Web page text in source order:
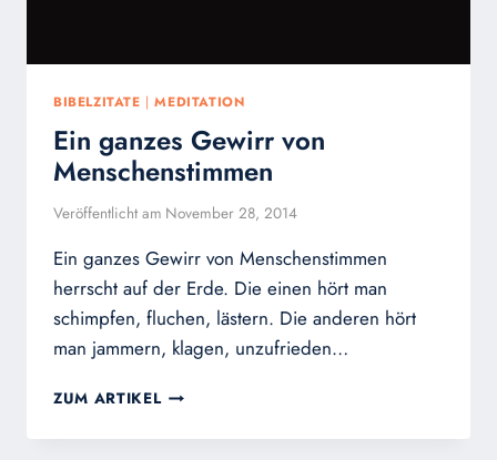
BIBELZITATE |MEDITATION
Ein ganzes Gewirr von
Menschenstimmen
Veröffentlicht am November 28, 2014
Ein ganzes Gewirr von Menschenstimmen
herrscht auf der Erde. Die einen hört man
schimpfen, fluchen, lästern. Die anderen hört
man jammern, klagen, unzufrieden…
ZUM ARTIKEL EIN
GEWIRR